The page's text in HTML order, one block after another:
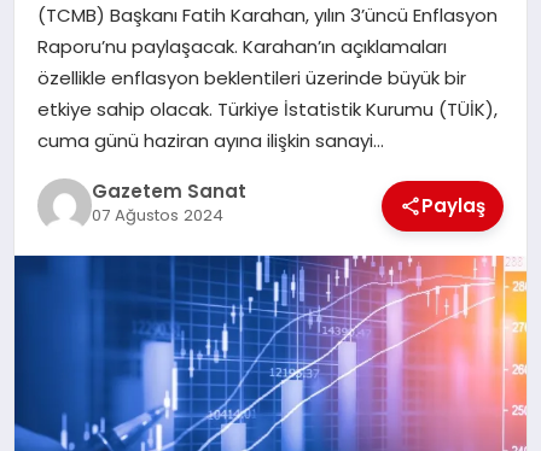
SAĞLIK
DÜNYA
EĞITIM
(TCMB) Başkanı Fatih Karahan, yılın 3’üncü Enflasyon
Raporu’nu paylaşacak. Karahan’ın açıklamaları
özellikle enflasyon beklentileri üzerinde büyük bir
etkiye sahip olacak. Türkiye İstatistik Kurumu (TÜİK),
cuma günü haziran ayına ilişkin sanayi…
Gazetem Sanat
07 Ağustos 2024 Paylaş